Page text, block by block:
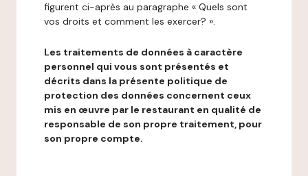
figurent ci-après au paragraphe « Quels sont
vos droits et comment les exercer? ».
Les traitements de données à caractère
personnel qui vous sont présentés et
décrits dans la présente politique de
protection des données concernent ceux
mis en œuvre par le restaurant en qualité de
responsable de son propre traitement, pour
son propre compte.